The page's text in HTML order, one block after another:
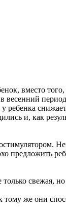
вместо того,
весенний
ребенка
и, как
предложить
свежая,
же они